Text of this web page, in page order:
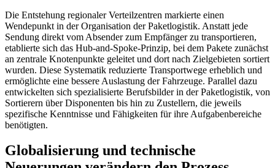
Die Entstehung regionaler Verteilzentren markierte einen
Wendepunkt in der Organisation der Paketlogistik. Anstatt jede
Sendung direkt vom Absender zum Empfänger zu transportieren,
etablierte sich das Hub-and-Spoke-Prinzip, bei dem Pakete zunächst
an zentrale Knotenpunkte geleitet und dort nach Zielgebieten sortiert
wurden. Diese Systematik reduzierte Transportwege erheblich und
ermöglichte eine bessere Auslastung der Fahrzeuge. Parallel dazu
entwickelten sich spezialisierte Berufsbilder in der Paketlogistik, von
Sortierern über Disponenten bis hin zu Zustellern, die jeweils
spezifische Kenntnisse und Fähigkeiten für ihre Aufgabenbereiche
benötigten.
Globalisierung und technische